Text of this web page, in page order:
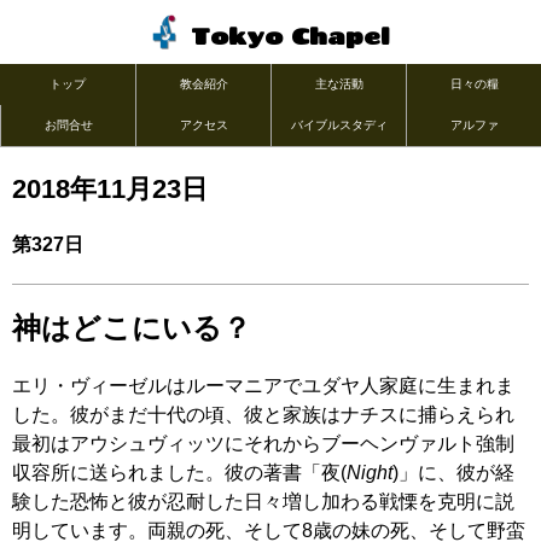
Tokyo Chapel
トップ 教会紹介 主な活動 日々の糧
お問合せ アクセス バイブルスタディ アルファ
2018年11月23日
第327日
神はどこにいる？
エリ・ヴィーゼルはルーマニアでユダヤ人家庭に生まれま
した。彼がまだ十代の頃、彼と家族はナチスに捕らえられ
最初はアウシュヴィッツにそれからブーヘンヴァルト強制
収容所に送られました。彼の著書「夜(Night)」に、彼が経
験した恐怖と彼が忍耐した日々増し加わる戦慄を克明に説
明しています。両親の死、そして8歳の妹の死、そして野蛮